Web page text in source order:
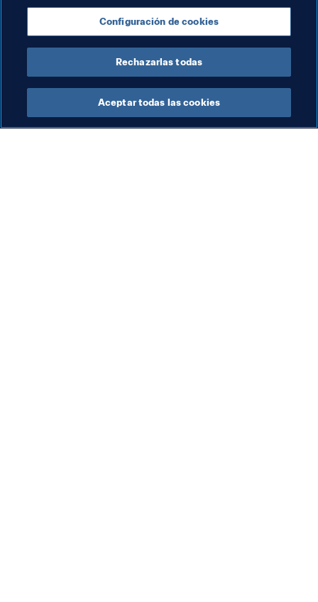
Sigue la Copa Mundial Femenina de la FIFA™
Facebook | Instagram
Configuración de cookies
Rechazarlas todas
Aceptar todas las cookies